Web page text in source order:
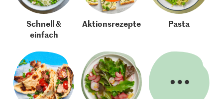
Schnell &
einfach
Aktionsrezepte Pasta